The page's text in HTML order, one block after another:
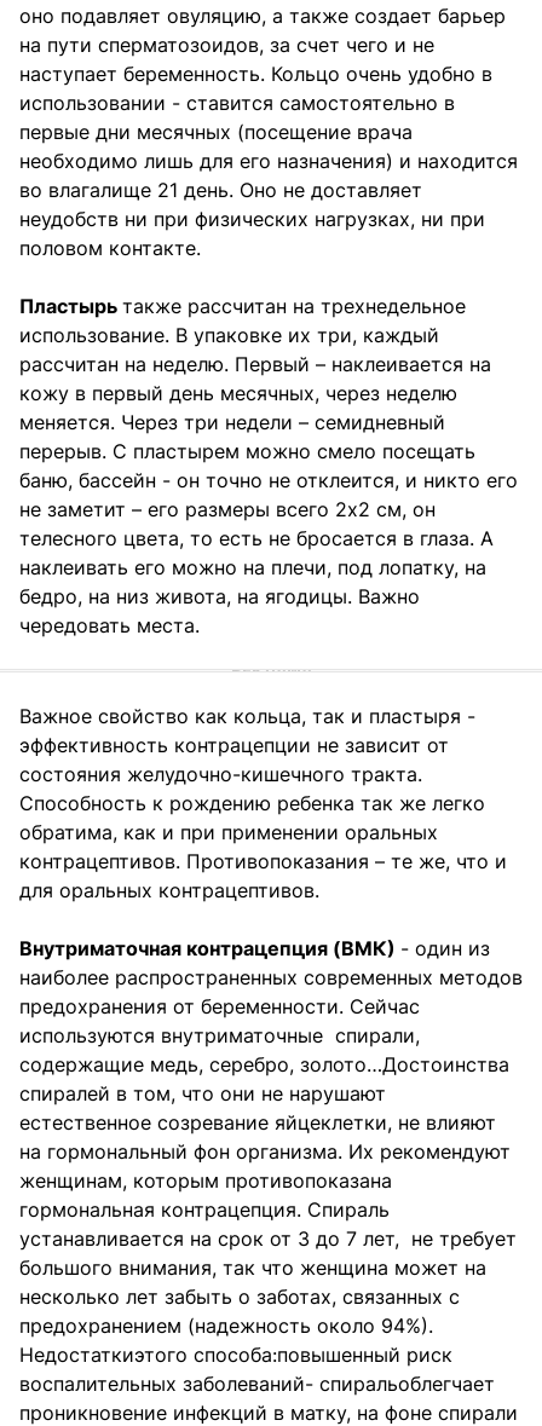
оно подавляет овуляцию, а также создает барьер
на пути сперматозоидов, за счет чего и не
наступает беременность. Кольцо очень удобно в
использовании - ставится самостоятельно в
первые дни месячных (посещение врача
необходимо лишь для его назначения) и находится
во влагалище 21 день. Оно не доставляет
неудобств ни при физических нагрузках, ни при
половом контакте.
Пластырь также рассчитан на трехнедельное
использование. В упаковке их три, каждый
рассчитан на неделю. Первый – наклеивается на
кожу в первый день месячных, через неделю
меняется. Через три недели – семидневный
перерыв. С пластырем можно смело посещать
баню, бассейн - он точно не отклеится, и никто его
не заметит – его размеры всего 2х2 см, он
телесного цвета, то есть не бросается в глаза. А
наклеивать его можно на плечи, под лопатку, на
бедро, на низ живота, на ягодицы. Важно
чередовать места.
Важное свойство как кольца, так и пластыря -
эффективность контрацепции не зависит от
состояния желудочно-кишечного тракта.
Способность к рождению ребенка так же легко
обратима, как и при применении оральных
контрацептивов. Противопоказания – те же, что и
для оральных контрацептивов.
Внутриматочная контрацепция (ВМК) - один из
наиболее распространенных современных методов
предохранения от беременности. Сейчас
используются внутриматочные спирали,
содержащие медь, серебро, золото…Достоинства
спиралей в том, что они не нарушают
естественное созревание яйцеклетки, не влияют
на гормональный фон организма. Их рекомендуют
женщинам, которым противопоказана
гормональная контрацепция. Спираль
устанавливается на срок от 3 до 7 лет, не требует
большого внимания, так что женщина может на
несколько лет забыть о заботах, связанных с
предохранением (надежность около 94%).
Недостаткиэтого способа:повышенный риск
воспалительных заболеваний- спиральоблегчает
проникновение инфекций в матку, на фоне спирали